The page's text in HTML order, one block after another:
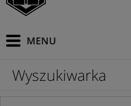
Wyszukiwarka